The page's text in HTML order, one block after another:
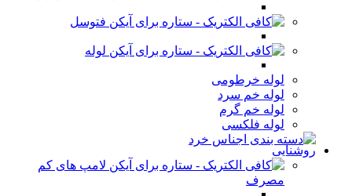
فتوسل
لوله
لوله خرطومی
لوله خم سرد
لوله خم گرم
لوله فلکسی
روشنایی
لامپ های کم
مصرف